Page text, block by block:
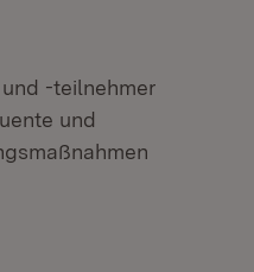
-teilnehmer
und